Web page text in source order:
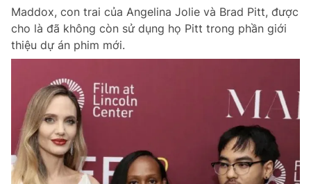
Maddox, con trai của Angelina Jolie và Brad Pitt, được
cho là đã không còn sử dụng họ Pitt trong phần giới
thiệu dự án phim mới.